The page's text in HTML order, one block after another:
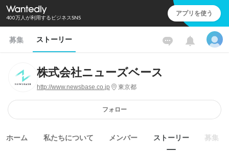
400万人が利用するビジネスSNS アプリを使う
募集 ストーリー
株式会社ニューズベース
http://www.newsbase.co.jp 東京都
フォロー
ホーム 私たちについて メンバー ストーリー 募集